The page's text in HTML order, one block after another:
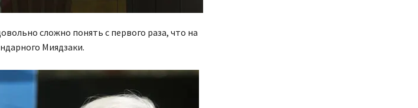
сложно понять с первого раза, что на
Миядзаки.